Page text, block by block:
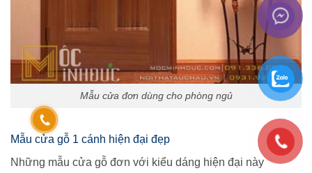
Mẫu cửa đơn dùng cho phòng ngủ
Mẫu cửa gỗ 1 cánh hiện đại đẹp
Những mẫu cửa gỗ đơn với kiểu dáng hiện đại này